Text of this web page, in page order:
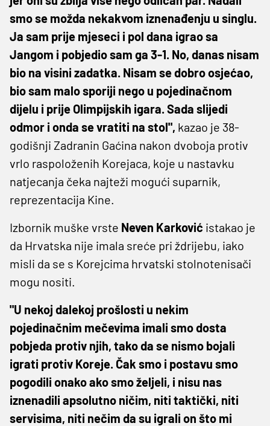
smo se možda nekakvom iznenađenju u singlu.
Ja sam prije mjeseci i pol dana igrao sa
Jangom i pobjedio sam ga 3-1. No, danas nisam
bio na visini zadatka. Nisam se dobro osjećao,
bio sam malo sporiji nego u pojedinačnom
dijelu i prije Olimpijskih igara. Sada slijedi
odmor i onda se vratiti na stol", kazao je 38-
godišnji Zadranin Gaćina nakon dvoboja protiv
vrlo raspoloženih Korejaca, koje u nastavku
natjecanja čeka najteži mogući suparnik,
reprezentacija Kine.
Izbornik muške vrste Neven Karković istakao je
da Hrvatska nije imala sreće pri ždrijebu, iako
misli da se s Korejcima hrvatski stolnotenisači
mogu nositi.
"U nekoj dalekoj prošlosti u nekim
pojedinačnim mečevima imali smo dosta
pobjeda protiv njih, tako da se nismo bojali
igrati protiv Koreje. Čak smo i postavu smo
pogodili onako ako smo željeli, i nisu nas
iznenadili apsolutno ničim, niti taktički, niti
servisima, niti nečim da su igrali on što mi